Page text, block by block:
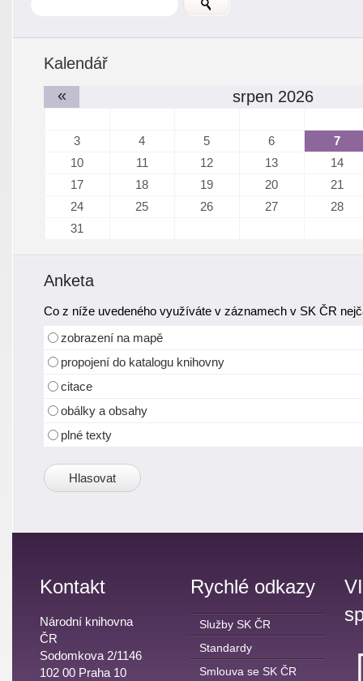
Kalendář
«
srpen 2026
3 4 5 6
7
10
11 12 13
14
17
18 19 20
21
24
25 26 27
28
31
Anketa
Co z níže uvedeného využíváte v záznamech v SK ČR
zobrazení na mapě
propojení do katalogu knihovny
citace
obálky a obsahy
plné texty
Kontakt
Národní knihovna
ČR
Sodomkova 2/1146
102 00 Praha 10
Rychlé odkazy
Služby SK ČR
Standardy
Smlouva se SK ČR